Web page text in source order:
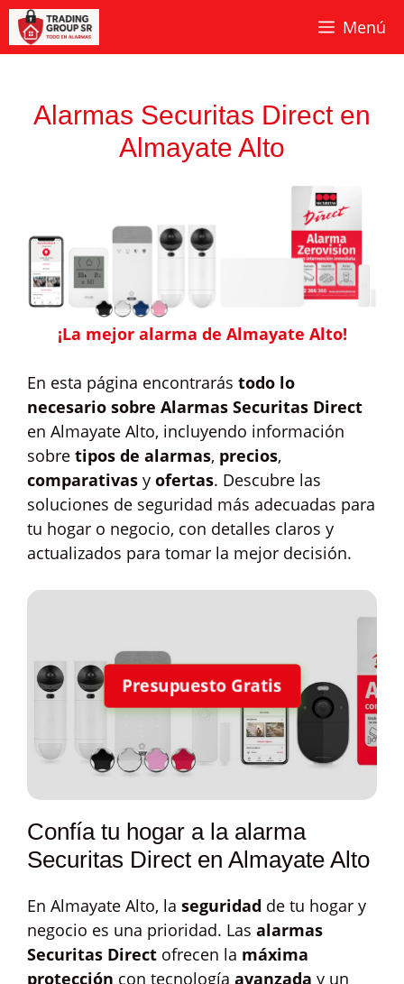
Saltar
contenido
Menú
Alarmas Securitas Direct en
Almayate Alto
¡La mejor alarma de Almayate Alto!
En esta página encontrarás todo lo
necesario sobre Alarmas Securitas Direct
en Almayate Alto, incluyendo información
sobre tipos de alarmas, precios,
comparativas y ofertas. Descubre las
soluciones de seguridad más adecuadas para
tu hogar o negocio, con detalles claros y
actualizados para tomar la mejor decisión.
Presupuesto Gratis
Confía tu hogar a la alarma
Securitas Direct en Almayate Alto
En Almayate Alto, la seguridad de tu hogar y
negocio es una prioridad. Las alarmas
Securitas Direct ofrecen la máxima
protección con tecnología avanzada y un